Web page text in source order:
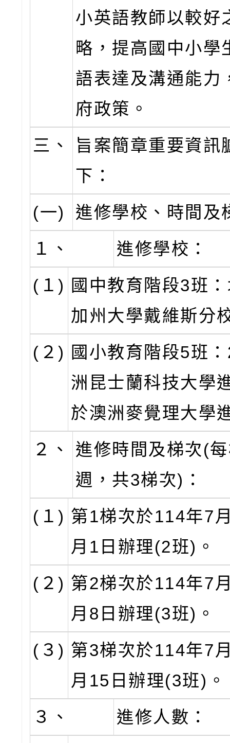
小英語教師以較好
略，提高國中小學
語表達及溝通能力
府政策。
三、
旨案簡章重要資訊
下：
(一)
進修學校、時間及
１、
進修學校：
(１) 國中教育階段3班
加州大學戴維斯分
(２) 國小教育階段5班
洲昆士蘭科技大學
於澳洲麥覺理大學
２、
進修時間及梯次(
週，共3梯次)：
(１) 第1梯次於114年7
月1日辦理(2班)。
(２) 第2梯次於114年7
月8日辦理(3班)。
(３) 第3梯次於114年7
月15日辦理(3班)。
３、
進修人數：